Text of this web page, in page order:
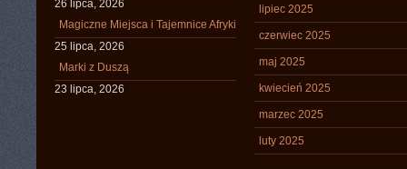
26 lipca, 2026
Magiczne Miejsca i Tajemnice Afryki
25 lipca, 2026
Marki z Duszą
23 lipca, 2026
lipiec 2025
czerwiec 2025
maj 2025
kwiecień 2025
marzec 2025
luty 2025